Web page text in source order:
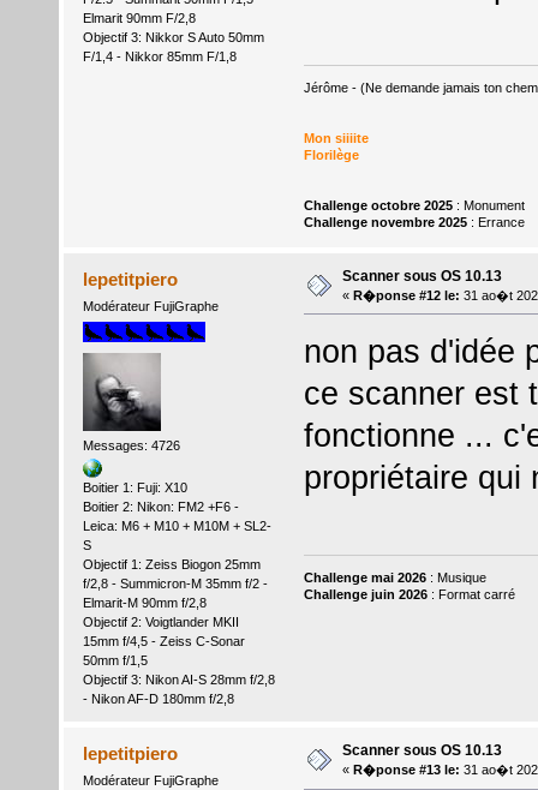
Elmarit 90mm F/2,8
Objectif 3: Nikkor S Auto 50mm
F/1,4 - Nikkor 85mm F/1,8
Jérôme - (Ne demande jamais ton
Mon siiiite
Florilège
Challenge octobre 2025: Monument
Challenge novembre 2025: Errance
lepetitpiero
Modérateur FujiGraphe
Messages: 4726
Boitier 1: Fuji: X10
Boitier 2: Nikon: FM2 +F6 -
Leica: M6 + M10 + M10M + SL2-
S
Objectif 1: Zeiss Biogon 25mm
f/2,8 - Summicron-M 35mm f/2 -
Elmarit-M 90mm f/2,8
Objectif 2: Voigtlander MKII
15mm f/4,5 - Zeiss C-Sonar
50mm f/1,5
Objectif 3: Nikon AI-S 28mm f/2,8
- Nikon AF-D 180mm f/2,8
Scanner sous OS 10.13
« R�ponse #12 le: 31 ao�t
non pas d'idée
ce scanner est
fonctionne ...
propriétaire qui
Challenge mai 2026: Musique
Challenge juin 2026: Format carré
lepetitpiero
Modérateur FujiGraphe
Scanner sous OS 10.13
« R�ponse #13 le: 31 ao�t